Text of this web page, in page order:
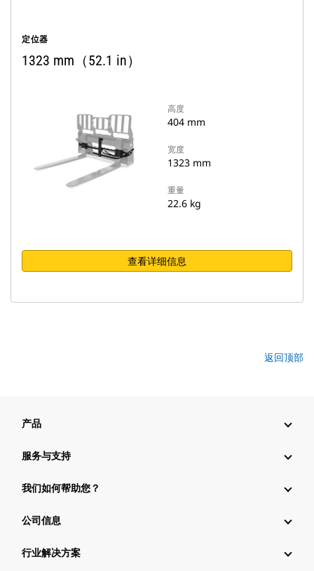
定位器
1323 mm（52.1 in）
高度
404 mm
宽度
1323 mm
重量
22.6 kg
查看详细信息
返回顶部
产品
服务与支持
我们如何帮助您？
公司信息
行业解决方案